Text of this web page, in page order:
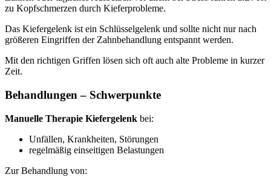
zu Kopfschmerzen durch Kieferprobleme.
Das Kiefergelenk ist ein Schlüsselgelenk und sollte nicht nur nach
größeren Eingriffen der Zahnbehandlung entspannt werden.
Mit den richtigen Griffen lösen sich oft auch alte Probleme in kurzer
Zeit.
Behandlungen – Schwerpunkte
Manuelle Therapie Kiefergelenk bei:
Unfällen, Krankheiten, Störungen
regelmäßig einseitigen Belastungen
Zur Behandlung von: